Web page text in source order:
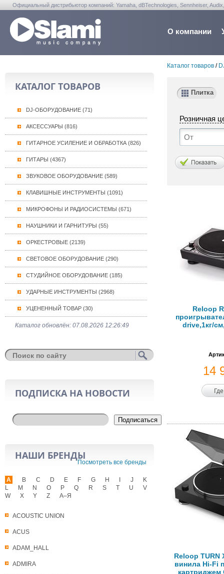
Официальный дистрибьютор компаний: Yamaha, dBTechnologies, Sennheiser,
О компании
КАТАЛОГ ТОВАРОВ
DJ-ОБОРУДОВАНИЕ (71)
АКСЕССУАРЫ (816)
ГИТАРНОЕ УСИЛЕНИЕ И ОБРАБОТКА (826)
ГИТАРЫ (4367)
ЗВУКОВОЕ ОБОРУДОВАНИЕ (589)
КЛАВИШНЫЕ ИНСТРУМЕНТЫ (1091)
МИКРОФОНЫ И РАДИОСИСТЕМЫ (671)
НАУШНИКИ И ГАРНИТУРЫ (55)
ОРКЕСТРОВЫЕ (2139)
СВЕТОВОЕ ОБОРУДОВАНИЕ (290)
СТУДИЙНОЕ ОБОРУДОВАНИЕ (185)
УДАРНЫЕ ИНСТРУМЕНТЫ (2968)
УЦЕНЕННЫЙ ТОВАР (30)
Каталог обновлён: 07.08.2026 12:26:49
ПОДПИСКА НА НОВОСТИ
Подписаться
НАШИ БРЕНДЫ
Посмотреть все бренды
A
ACOUSTIC UNION
ACUS
ADAM_HALL
ADMIRA
B C D E F G H J
K
L
M N O P Q R S T U
V
W
X Y Z А–Я
Каталог товаров/
Плитка
Розничная
Reloop
drive,1кг/
14
Reloop TURN
винила Hi-Fi
картриджем